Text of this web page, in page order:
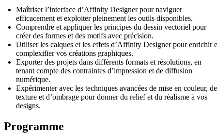
Maîtriser l’interface d’Affinity Designer pour naviguer
efficacement et exploiter pleinement les outils disponibles.
Comprendre et appliquer les principes du dessin vectoriel pour
créer des formes et des motifs avec précision.
Utiliser les calques et les effets d’Affinity Designer pour enrichir
complexifier vos créations graphiques.
Exporter des projets dans différents formats et résolutions, en
tenant compte des contraintes d’impression et de diffusion
numérique.
Expérimenter avec les techniques avancées de mise en couleur, de
texture et d’ombrage pour donner du relief et du réalisme à vos
designs.
Programme